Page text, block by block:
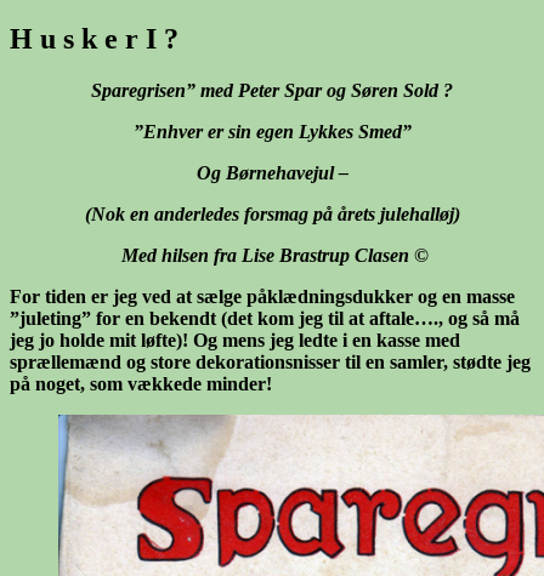
H u s k e r I ?
Sparegrisen” med Peter Spar og Søren Sold ?
”Enhver er sin egen Lykkes Smed”
Og Børnehavejul –
(Nok en anderledes forsmag på årets julehalløj)
Med hilsen fra Lise Brastrup Clasen ©
For tiden er jeg ved at sælge påklædningsdukker og en masse
”juleting” for en bekendt (det kom jeg til at aftale…., og så må
jeg jo holde mit løfte)! Og mens jeg ledte i en kasse med
sprællemænd og store dekorationsnisser til en samler, stødte jeg
på noget, som vækkede minder!